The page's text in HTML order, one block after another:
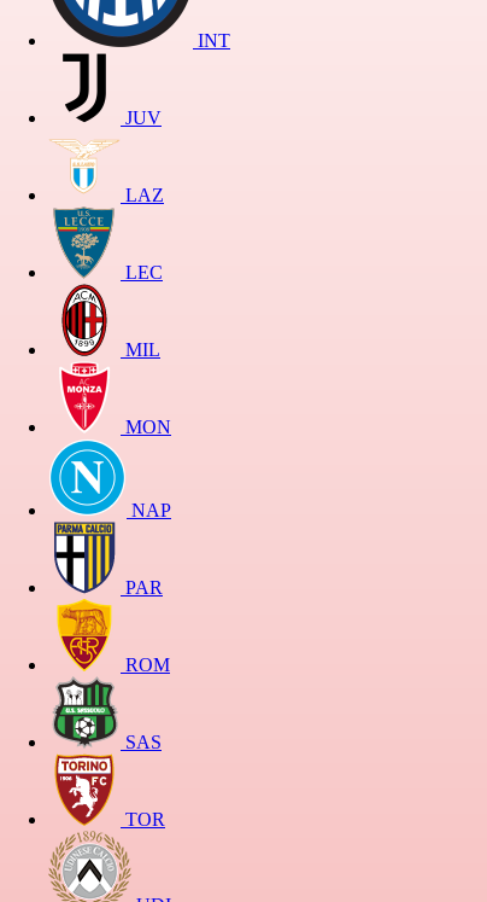
INT
JUV
LAZ
LEC
MIL
MON
NAP
PAR
ROM
SAS
TOR